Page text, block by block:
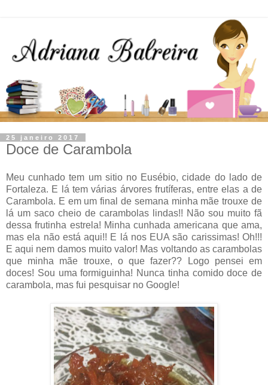
25 janeiro 2017
Doce de Carambola
Meu cunhado tem um sitio no Eusébio, cidade do lado de
Fortaleza. E lá tem várias árvores frutíferas, entre elas a de
Carambola. E em um final de semana minha mãe trouxe de
lá um saco cheio de carambolas lindas!! Não sou muito fã
dessa frutinha estrela! Minha cunhada americana que ama,
mas ela não está aqui!! E lá nos EUA são carissimas! Oh!!!
E aqui nem damos muito valor! Mas voltando as carambolas
que minha mãe trouxe, o que fazer?? Logo pensei em
doces! Sou uma formiguinha! Nunca tinha comido doce de
carambola, mas fui pesquisar no Google!